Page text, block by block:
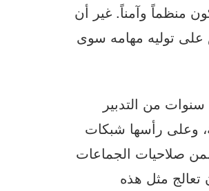
منظماً وآمناً. غير أن
على توليه مهامه سوى
من التدبير
وعلى رأسها شبكات
صلاحيات الجماعات
تعالج مثل هذه